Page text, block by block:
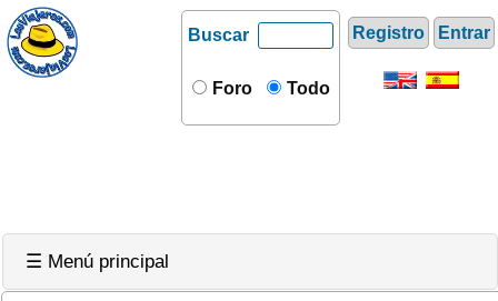
Registro Entrar
Buscar
Foro Todo
☰ Menú principal